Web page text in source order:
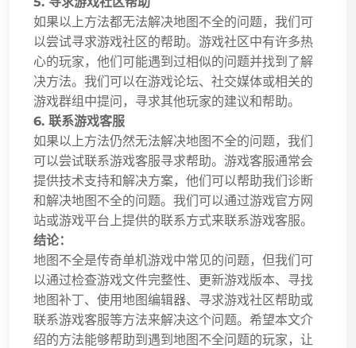
如果以上方法都无法解决地图不全的问题，我们可
以尝试寻求游戏社区的帮助。游戏社区中有许多热
心的玩家，他们可能遇到过相似的问题并找到了解
决方法。我们可以在游戏论坛、社交媒体或相关的
游戏群组中提问，寻求其他玩家的建议和帮助。
6. 联系游戏客服
如果以上方法仍然无法解决地图不全的问题，我们
可以尝试联系游戏客服寻求帮助。游戏客服通常会
提供技术支持和解决方案，他们可以帮助我们诊断
和解决地图不全的问题。我们可以通过游戏官方网
站或游戏平台上提供的联系方式来联系游戏客服。
结论：
地图不全是传奇单机游戏中常见的问题，但我们可
以通过检查游戏文件完整性、更新游戏版本、寻找
地图补丁、使用地图编辑器、寻求游戏社区帮助或
联系游戏客服等方法来解决这个问题。希望本文介
绍的方法能够帮助到遇到地图不全问题的玩家，让